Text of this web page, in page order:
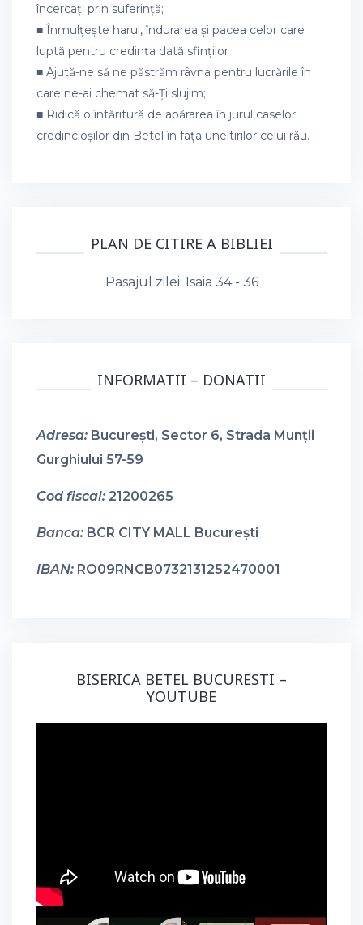
încercați prin suferință;
■ Înmulțește harul, îndurarea și pacea celor care
luptă pentru credința dată sfinților ;
■ Ajută-ne să ne păstrăm râvna pentru lucrările în
care ne-ai chemat să-Ți slujim;
■ Ridică o întăritură de apărarea în jurul caselor
credincioșilor din Betel în fața uneltirilor celui rău.
PLAN DE CITIRE A BIBLIEI
Pasajul zilei: Isaia 34 - 36
INFORMATII – DONATII
Adresa: București, Sector 6, Strada Munții
Gurghiului 57-59
Cod fiscal: 21200265
Banca: BCR CITY MALL București
IBAN: RO09RNCB0732131252470001
BISERICA BETEL BUCURESTI –
YOUTUBE